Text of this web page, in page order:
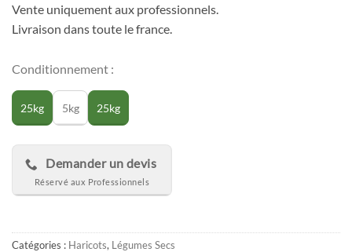
Vente uniquement aux professionnels.
Livraison dans toute le france.
Conditionnement :
25kg 5kg 25kg
Demander un devis
Catégories : Haricots, Légumes Secs